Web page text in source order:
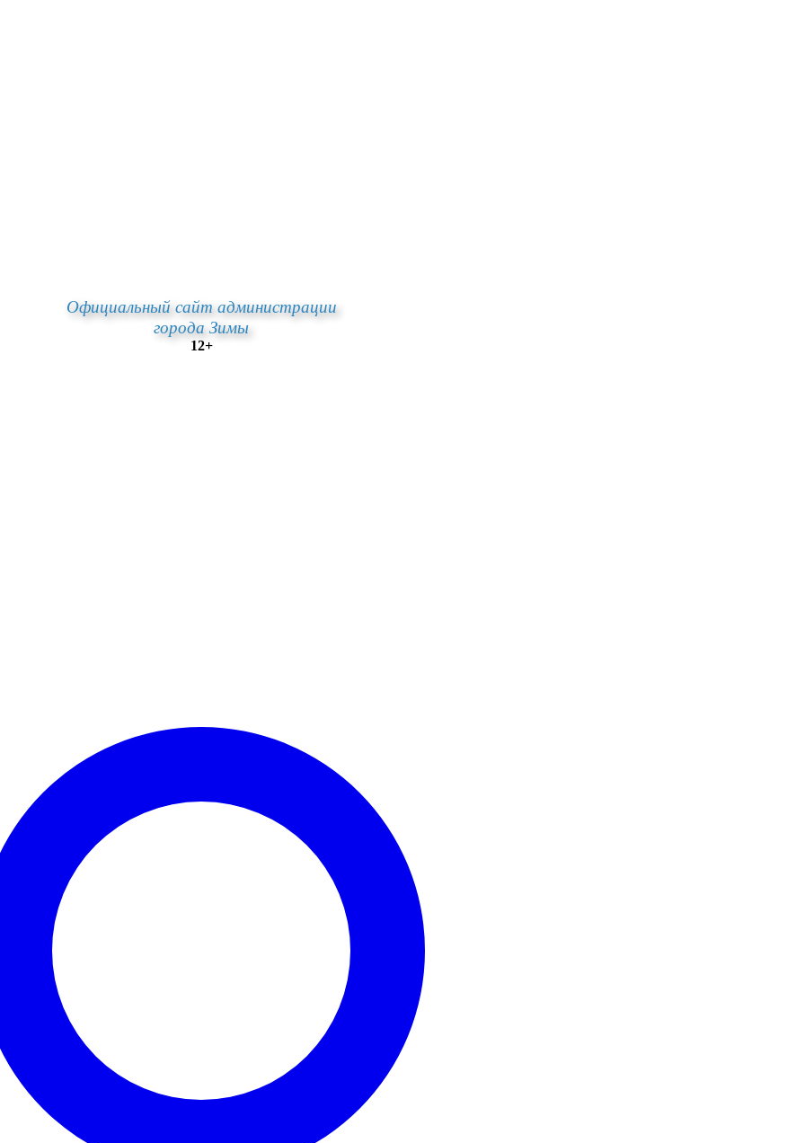
Официальный сайт администрации
города Зимы
12+